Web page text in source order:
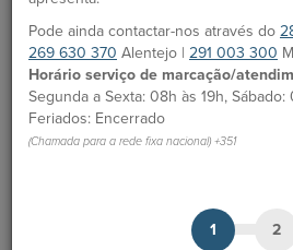
Pode ainda contactar-nos através do
269 630 370 Alentejo | 291 003 300
Horário serviço de marcação/
Segunda a Sexta: 08h às 19h,
Feriados: Encerrado
(Chamada para a rede fixa nacional) +351
1 2